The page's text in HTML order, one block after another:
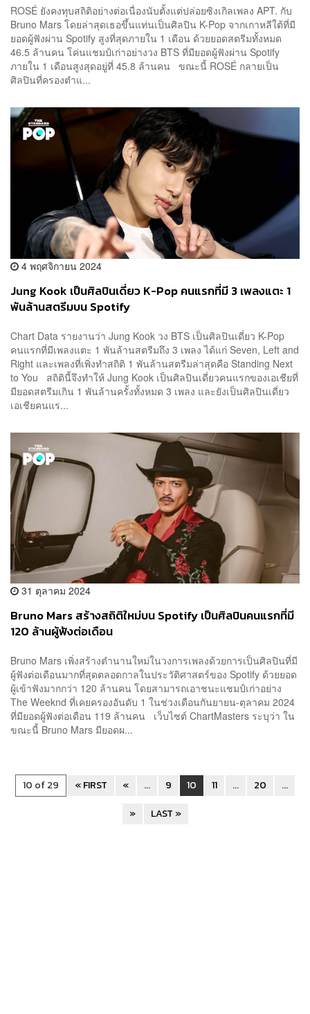
ROSÉ ยังคงทุบสถิติอย่างต่อเนื่องนับตั้งแต่ปล่อยซิงเกิลเพลง APT. กับ
Bruno Mars โดยล่าสุดเธอขึ้นแท่นเป็นศิลปิน K-Pop จากเกาหลีใต้ที่มี
ยอดผู้ฟังผ่าน Spotify สูงที่สุดภายใน 1 เดือน ด้วยยอดสตรีมทั้งหมด
46.5 ล้านคน โค่นแชมป์เก่าอย่างวง BTS ที่มียอดผู้ฟังผ่าน Spotify
ภายใน 1 เดือนสูงสุดอยู่ที่ 45.8 ล้านคน ขณะนี้ ROSÉ กลายเป็น
ศิลปินที่ครองตำแ...
4 พฤศจิกายน 2024
Jung Kook เป็นศิลปินเดี่ยว K-Pop คนแรกที่มี 3 เพลงแตะ 1
พันล้านสตรีมบน Spotify
Chart Data รายงานว่า Jung Kook วง BTS เป็นศิลปินเดี่ยว K-Pop
คนแรกที่มีเพลงแตะ 1 พันล้านสตรีมถึง 3 เพลง ได้แก่ Seven, Left and
Right และเพลงที่เพิ่งทำสถิติ 1 พันล้านสตรีมล่าสุดคือ Standing Next
to You สถิตินี้จึงทำให้ Jung Kook เป็นศิลปินเดี่ยวคนแรกของเอเชียที่
มียอดสตรีมเกิน 1 พันล้านครั้งทั้งหมด 3 เพลง และยังเป็นศิลปินเดี่ยว
เอเชียคนแร...
31 ตุลาคม 2024
Bruno Mars สร้างสถิติใหม่บน Spotify เป็นศิลปินคนแรกที่มี
120 ล้านผู้ฟังต่อเดือน
Bruno Mars เพิ่งสร้างตำนานใหม่ในวงการเพลงด้วยการเป็นศิลปินที่มี
ผู้ฟังต่อเดือนมากที่สุดตลอดกาลในประวัติศาสตร์ของ Spotify ด้วยยอด
ผู้เข้าฟังมากกว่า 120 ล้านคน โดยสามารถเอาชนะแชมป์เก่าอย่าง
The Weeknd ที่เคยครองอันดับ 1 ในช่วงเดือนกันยายน-ตุลาคม 2024
ที่มียอดผู้ฟังต่อเดือน 119 ล้านคน เว็บไซต์ ChartMasters ระบุว่า ใน
ขณะนี้ Bruno Mars มียอดผ...
10 of 29 « FIRST « ... 9 10 11 ... 20
...
»
LAST »